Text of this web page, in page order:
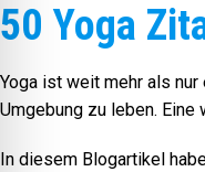
50 Yoga
Yoga ist weit mehr als
Umgebung zu leben.
In diesem Blogartikel